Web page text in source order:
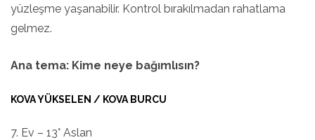
yüzleşme yaşanabilir. Kontrol bırakılmadan rahatlama
gelmez.
Ana tema: Kime neye bağımlısın?
KOVA YÜKSELEN / KOVA BURCU
7. Ev – 13° Aslan